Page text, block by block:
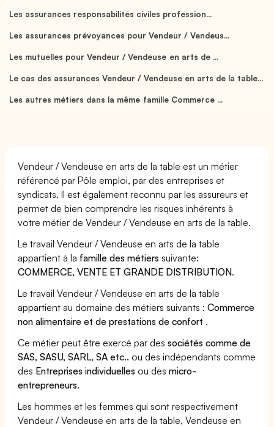
Les assurances responsabilités civiles profession...
Les assurances prévoyances pour Vendeur / Vendeus...
Les mutuelles pour Vendeur / Vendeuse en arts de ...
Le cas des assurances Vendeur / Vendeuse en arts de la table...
Les autres métiers dans la même famille Commerce ...
Vendeur / Vendeuse en arts de la table est un métier
référencé par Pôle emploi, par des entreprises et
syndicats. Il est également reconnu par les assureurs et
permet de bien comprendre les risques inhérents à
votre métier de Vendeur / Vendeuse en arts de la table.
Le travail Vendeur / Vendeuse en arts de la table
appartient à la famille des métiers suivante:
COMMERCE, VENTE ET GRANDE DISTRIBUTION.
Le travail Vendeur / Vendeuse en arts de la table
appartient au domaine des métiers suivants :Commerce
non alimentaire et de prestations de confort .
Ce métier peut être exercé par dessociétés comme de
SAS, SASU, SARL, SA etc.. ou des indépendants comme
des Entreprises individuelles ou desmicro-
entrepreneurs.
Les hommes et les femmes qui sont respectivement
Vendeur / Vendeuse en arts de la table, Vendeuse en